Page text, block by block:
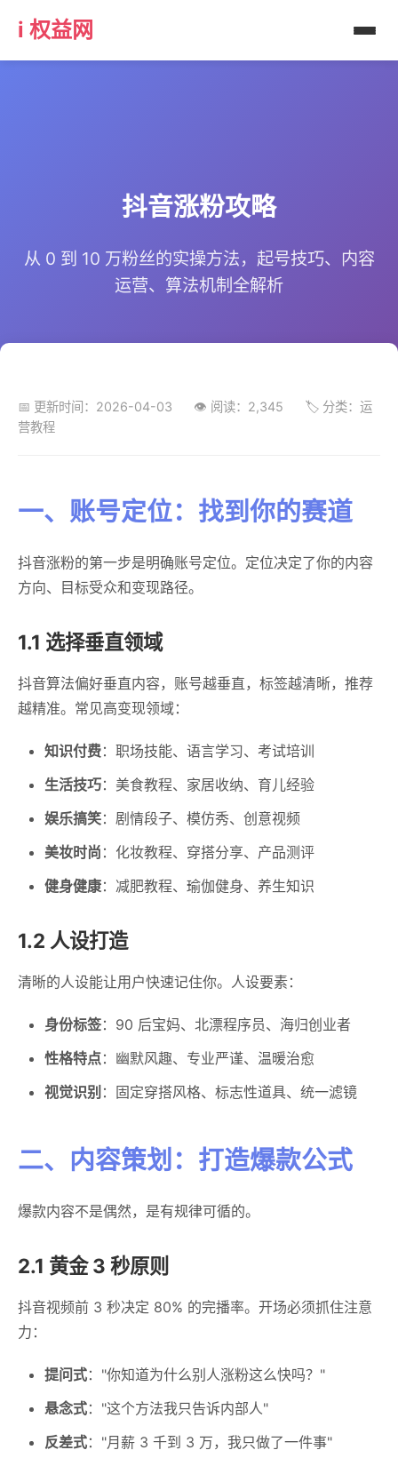
i 权益网
抖音涨粉攻略
从 0 到 10 万粉丝的实操方法，起号技巧、内容
运营、算法机制全解析
📅 更新时间：2026-04-03 👁️ 阅读：2,345
🏷️ 分类：运
营教程
一、账号定位：找到你的赛道
抖音涨粉的第一步是明确账号定位。定位决定了你的内容
方向、目标受众和变现路径。
1.1 选择垂直领域
抖音算法偏好垂直内容，账号越垂直，标签越清晰，推荐
越精准。常见高变现领域：
知识付费：职场技能、语言学习、考试培训
生活技巧：美食教程、家居收纳、育儿经验
娱乐搞笑：剧情段子、模仿秀、创意视频
美妆时尚 ：化妆教程、穿搭分享、产品测评
健身健康：减肥教程、瑜伽健身、养生知识
1.2 人设打造
清晰的人设能让用户快速记住你。人设要素：
身份标签：90 后宝妈、北漂程序员、海归创业者
性格特点：幽默风趣、专业严谨、温暖治愈
视觉识别 ：固定穿搭风格、标志性道具、统一滤镜
二、内容策划：打造爆款公式
爆款内容不是偶然，是有规律可循的。
2.1 黄金 3 秒原则
抖音视频前 3 秒决定 80% 的完播率。开场必须抓住注意
力：
提问式："你知道为什么别人涨粉这么快吗？"
悬念式："这个方法我只告诉内部人"
反差式："月薪 3 千到 3 万，我只做了一件事"